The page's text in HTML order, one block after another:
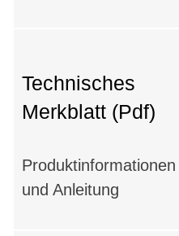
Technisches
Merkblatt (Pdf)
Produktinformationen
und Anleitung